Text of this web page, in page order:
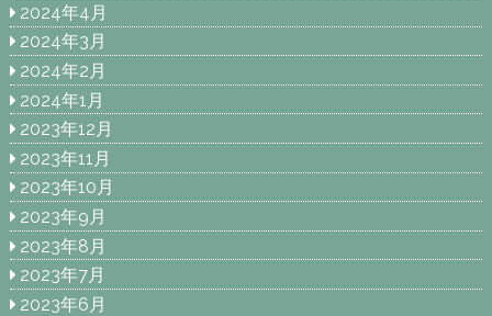
2024年4月
2024年3月
2024年2月
2024年1月
2023年12月
2023年11月
2023年10月
2023年9月
2023年8月
2023年7月
2023年6月